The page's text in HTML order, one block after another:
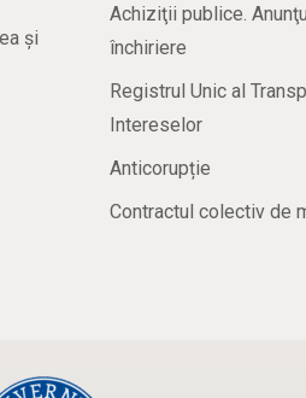
și
Achiziţii publice.
închiriere
Registrul Unic al
Intereselor
Anticorupție
Contractul colectiv de